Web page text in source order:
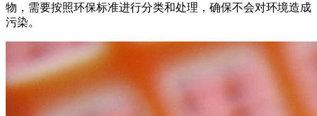
物，需要按照环保标准进行分类和处理，确保不会对环境造成
污染。